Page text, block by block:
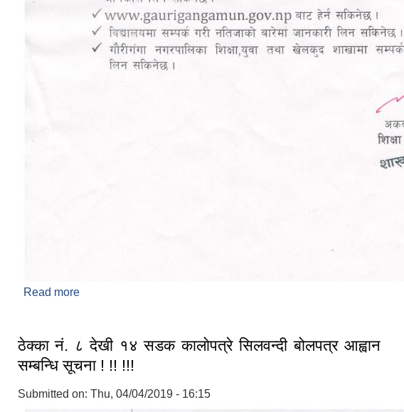
Read more
ठेक्का नं. ८ देखी १४ सडक कालाेपत्रे सिलवन्दी बोलपत्र आह्वान
सम्बन्धि सूचना ! !! !!!
Submitted on: Thu, 04/04/2019 - 16:15